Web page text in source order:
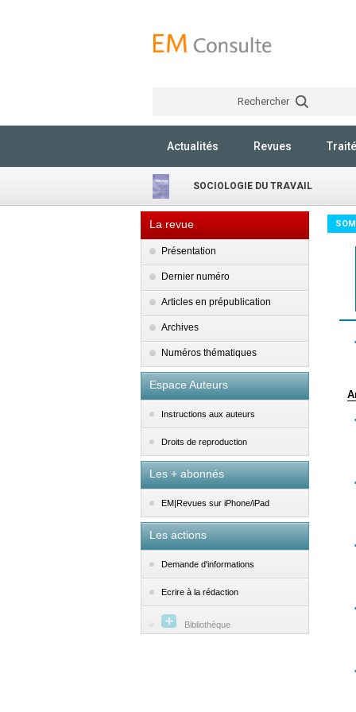
Rechercher
Actualités Revues
SOCIOLOGIE DU TRAVAIL
La revue
Présentation
Dernier numéro
Articles en prépublication
Archives
Numéros thématiques
Espace Auteurs
Instructions aux auteurs
Droits de reproduction
Les + abonnés
EM|Revues sur iPhone/iPad
Les actions
Demande d'informations
Ecrire à la rédaction
Bibliothèque